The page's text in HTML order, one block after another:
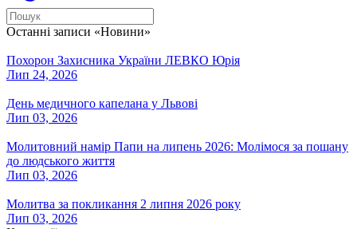
Останні записи «Новини»
Похорон Захисника України ЛЕВКО Юрія
Лип 24, 2026
День медичного капелана у Львові
Лип 03, 2026
Молитовний намір Папи на липень 2026: Молімося за пошану
до людського життя
Лип 03, 2026
Молитва за покликання 2 липня 2026 року
Лип 03, 2026